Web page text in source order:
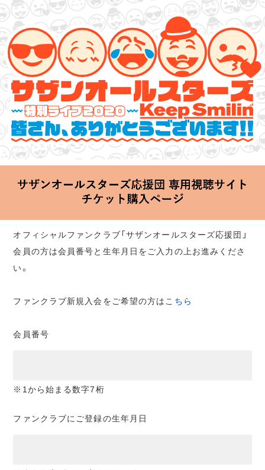
サザンオールスターズ 特別ライブ 2020
「Keep Smilin’～皆さん、ありがとうございます!!～」
2020.06.25 Thu 20:00 Start at 横浜アリーナ
オフィシャルファンクラブ「サザンオールスターズ応援団」
会員の方は会員番号と生年月日をご入力の上お進みくださ
い。
ファンクラブ新規入会をご希望の方は こちら
会員番号
※1から始まる数字7桁
ファンクラブにご登録の生年月日